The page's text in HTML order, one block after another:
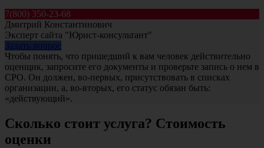
7(800) 350-23-68
Дмитрий Константинович
Эксперт сайта "Юрист-консультант"
Чтобы понять, что пришедший к вам человек действительно
оценщик, запросите его документы и проверьте запись о нем в
СРО. Он должен, во-первых, присутствовать в списках
организации, а, во-вторых, его статус обязан быть:
«действующий».
Сколько стоит услуга? Стоимость
оценки